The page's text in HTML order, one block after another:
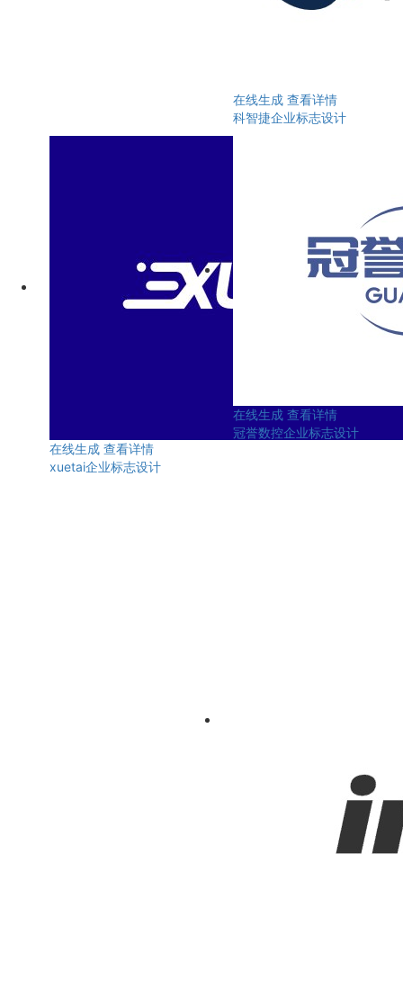
在线生成 查看详情
科智捷企业标志设计
在线生成 查看详情
xuetai企业标志设计
在线生成 查看详情
冠誉数控企业标志设计